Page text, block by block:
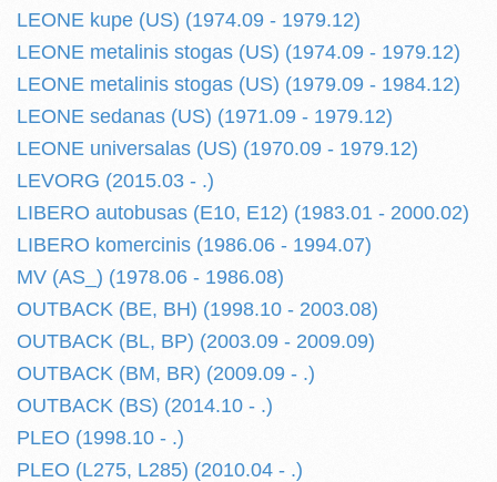
LEONE kupe (US) (1974.09 - 1979.12)
LEONE metalinis stogas (US) (1974.09 - 1979.12)
LEONE metalinis stogas (US) (1979.09 - 1984.12)
LEONE sedanas (US) (1971.09 - 1979.12)
LEONE universalas (US) (1970.09 - 1979.12)
LEVORG (2015.03 - .)
LIBERO autobusas (E10, E12) (1983.01 - 2000.02)
LIBERO komercinis (1986.06 - 1994.07)
MV (AS_) (1978.06 - 1986.08)
OUTBACK (BE, BH) (1998.10 - 2003.08)
OUTBACK (BL, BP) (2003.09 - 2009.09)
OUTBACK (BM, BR) (2009.09 - .)
OUTBACK (BS) (2014.10 - .)
PLEO (1998.10 - .)
PLEO (L275, L285) (2010.04 - .)